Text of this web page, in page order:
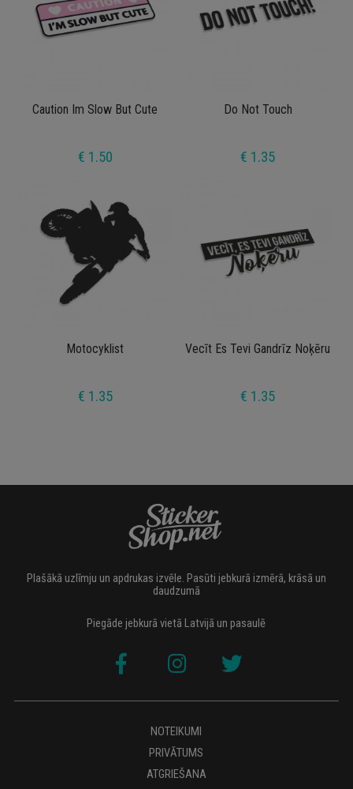
Caution Im Slow But Cute
€ 1.50
Do Not Touch
€ 1.35
Motocyklist
€ 1.35
Vecīt Es Tevi Gandrīz Noķēru
€ 1.35
Plašākā uzlīmju un apdrukas izvēle. Pasūti jebkurā izmērā, krāsā un
daudzumā
Piegāde jebkurā vietā Latvijā un pasaulē
NOTEIKUMI
PRIVĀTUMS
ATGRIEŠANA